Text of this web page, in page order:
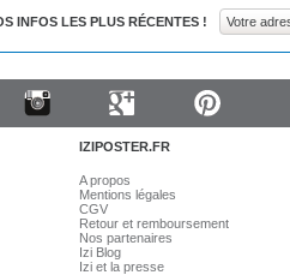
INFOS LES PLUS RÉCENTES !
Instagram
Google
plus
Pinterest
IZIPOSTER.FR
A propos
Mentions légales
CGV
Retour et remboursement
Nos partenaires
Izi Blog
Izi et la presse